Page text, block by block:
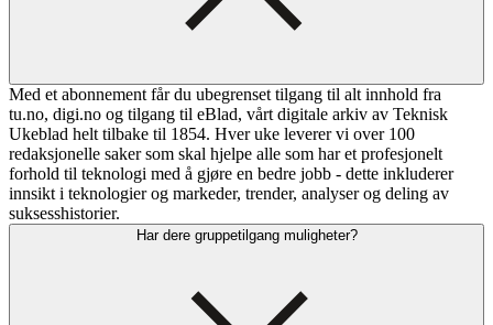
Med et abonnement får du ubegrenset tilgang til alt innhold fra
tu.no, digi.no og tilgang til eBlad, vårt digitale arkiv av Teknisk
Ukeblad helt tilbake til 1854. Hver uke leverer vi over 100
redaksjonelle saker som skal hjelpe alle som har et profesjonelt
forhold til teknologi med å gjøre en bedre jobb - dette inkluderer
innsikt i teknologier og markeder, trender, analyser og deling av
suksesshistorier.
Har dere gruppetilgang muligheter?